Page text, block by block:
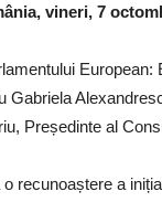
vineri, 7
Președinte al
recunoaștere a